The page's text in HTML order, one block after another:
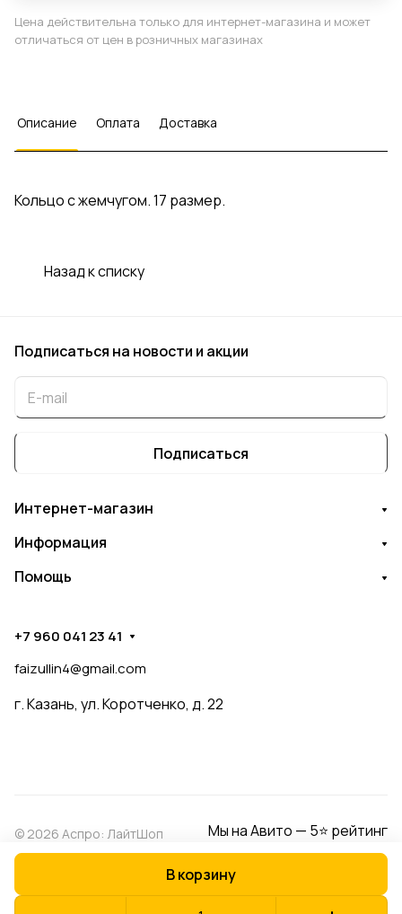
В корзину
Цена действительна только для интернет-магазина и может
отличаться от цен в розничных магазинах
Описание Оплата Доставка
Кольцо с жемчугом. 17 размер.
Назад к списку
Подписаться на новости и акции
Подписаться
Интернет-магазин
Информация
Помощь
+7 960 041 23 41
faizullin4@gmail.com
г. Казань, ул. Коротченко, д. 22
© 2026 Аспро: ЛайтШоп Мы на Авито — 5⭐ рейтинг
Оферта
Разработано в